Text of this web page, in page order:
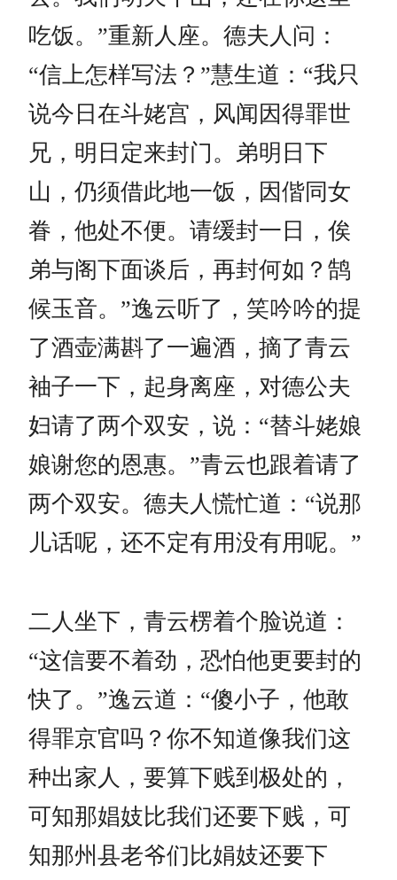
吃饭。”重新人座。德夫人问：
“信上怎样写法？”慧生道：“我只
说今日在斗姥宫，风闻因得罪世
兄，明日定来封门。弟明日下
山，仍须借此地一饭，因偕同女
眷，他处不便。请缓封一日，俟
弟与阁下面谈后，再封何如？鹄
候玉音。”逸云听了，笑吟吟的提
了酒壶满斟了一遍酒，摘了青云
袖子一下，起身离座，对德公夫
妇请了两个双安，说：“替斗姥娘
娘谢您的恩惠。”青云也跟着请了
两个双安。德夫人慌忙道：“说那
儿话呢，还不定有用没有用呢。”
二人坐下，青云楞着个脸说道：
“这信要不着劲，恐怕他更要封的
快了。”逸云道：“傻小子，他敢
得罪京官吗？你不知道像我们这
种出家人，要算下贱到极处的，
可知那娼妓比我们还要下贱，可
知那州县老爷们比娟妓还要下